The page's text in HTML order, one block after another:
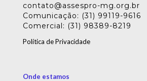
contato@assespro-mg.org.br
Comunicação: (31) 99119-9616
Comercial: (31) 98389-8219
Política de Privacidade
Onde estamos